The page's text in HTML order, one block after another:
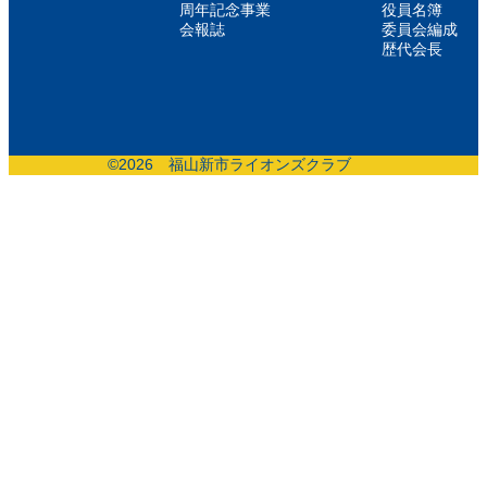
周年記念事業
会報誌
役員名簿
委員会編成
歴代会長
©2026 福山新市ライオンズクラブ